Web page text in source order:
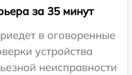
за 35 минут
в оговоренные
устройства
неисправности